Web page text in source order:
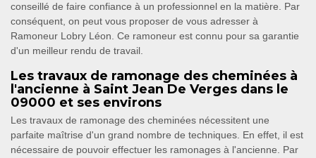
conseillé de faire confiance à un professionnel en la matière. Par
conséquent, on peut vous proposer de vous adresser à
Ramoneur Lobry Léon. Ce ramoneur est connu pour sa garantie
d'un meilleur rendu de travail.
Les travaux de ramonage des cheminées à
l'ancienne à Saint Jean De Verges dans le
09000 et ses environs
Les travaux de ramonage des cheminées nécessitent une
parfaite maîtrise d'un grand nombre de techniques. En effet, il est
nécessaire de pouvoir effectuer les ramonages à l'ancienne. Par